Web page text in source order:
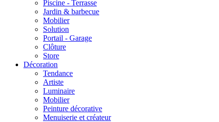
Piscine - Terrasse
Jardin & barbecue
Mobilier
Solution
Portail - Garage
Clôture
Store
Décoration
Tendance
Artiste
Luminaire
Mobilier
Peinture décorative
Menuiserie et créateur